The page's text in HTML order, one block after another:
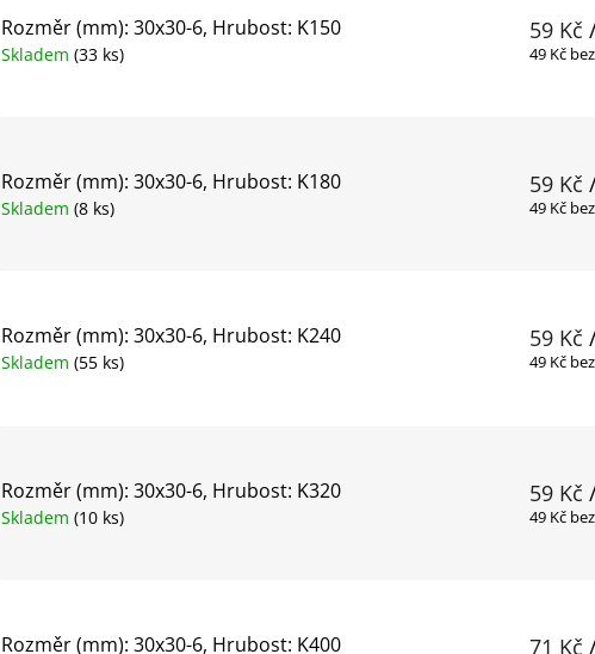
Rozměr (mm): 30x30-6, Hrubost: K150
Skladem (33 ks)
59 Kč
49 Kč
Rozměr (mm): 30x30-6, Hrubost: K180
Skladem (8 ks)
59 Kč
49 Kč
Rozměr (mm): 30x30-6, Hrubost: K240
Skladem (55 ks)
59 Kč
49 Kč
Rozměr (mm): 30x30-6, Hrubost: K320
Skladem (10 ks)
59 Kč
49 Kč
Rozměr (mm): 30x30-6, Hrubost: K400 71 Kč